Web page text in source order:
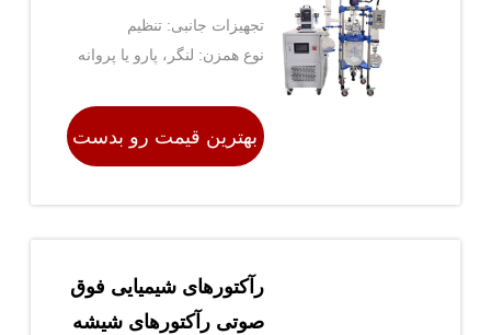
تجهیزات جانبی: تنظیم
کندانسور، رفلاکس یا تقطیر
نوع همزن: لنگر، پارو یا پروانه
بهترین قیمت رو بدست
رآکتورهای شیمیایی فوق
صوتی رآکتورهای شیشه